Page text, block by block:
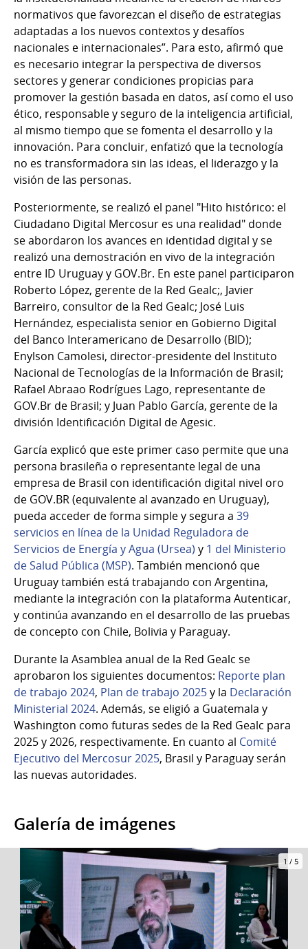
normativos que favorezcan el diseño de estrategias
adaptadas a los nuevos contextos y desafíos
nacionales e internacionales”. Para esto, afirmó que
es necesario integrar la perspectiva de diversos
sectores y generar condiciones propicias para
promover la gestión basada en datos, así como el uso
ético, responsable y seguro de la inteligencia artificial,
al mismo tiempo que se fomenta el desarrollo y la
innovación. Para concluir, enfatizó que la tecnología
no es transformadora sin las ideas, el liderazgo y la
visión de las personas.
Posteriormente, se realizó el panel "Hito histórico: el
Ciudadano Digital Mercosur es una realidad" donde
se abordaron los avances en identidad digital y se
realizó una demostración en vivo de la integración
entre ID Uruguay y GOV.Br. En este panel participaron
Roberto López, gerente de la Red Gealc;, Javier
Barreiro, consultor de la Red Gealc; José Luis
Hernández, especialista senior en Gobierno Digital
del Banco Interamericano de Desarrollo (BID);
Enylson Camolesi, director-presidente del Instituto
Nacional de Tecnologías de la Información de Brasil;
Rafael Abraao Rodrígues Lago, representante de
GOV.Br de Brasil; y Juan Pablo García, gerente de la
división Identificación Digital de Agesic.
García explicó que este primer caso permite que una
persona brasileña o representante legal de una
empresa de Brasil con identificación digital nivel oro
de GOV.BR (equivalente al avanzado en Uruguay),
pueda acceder de forma simple y segura a 39
servicios en línea de la Unidad Reguladora de
Servicios de Energía y Agua (Ursea) y 1 del Ministerio
de Salud Pública (MSP). También mencionó que
Uruguay también está trabajando con Argentina,
mediante la integración con la plataforma Autenticar,
y continúa avanzando en el desarrollo de las pruebas
de concepto con Chile, Bolivia y Paraguay.
Durante la Asamblea anual de la Red Gealc se
aprobaron los siguientes documentos: Reporte plan
de trabajo 2024, Plan de trabajo 2025y la Declaración
Ministerial 2024. Además, se eligió a Guatemala y
Washington como futuras sedes de la Red Gealc para
2025 y 2026, respectivamente. En cuanto al Comité
Ejecutivo del Mercosur 2025, Brasil y Paraguay serán
las nuevas autoridades.
Galería de imágenes
1 / 5